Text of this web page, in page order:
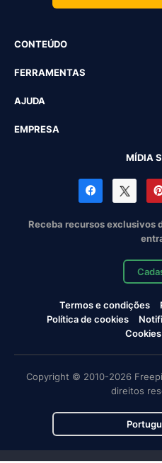
CONTEÚDO
FERRAMENTAS
AJUDA
EMPRESA
MÍDIA
Receba recursos exclusivos
Termos e condições
Política de cookies
Copyright © 2010-2026
direitos